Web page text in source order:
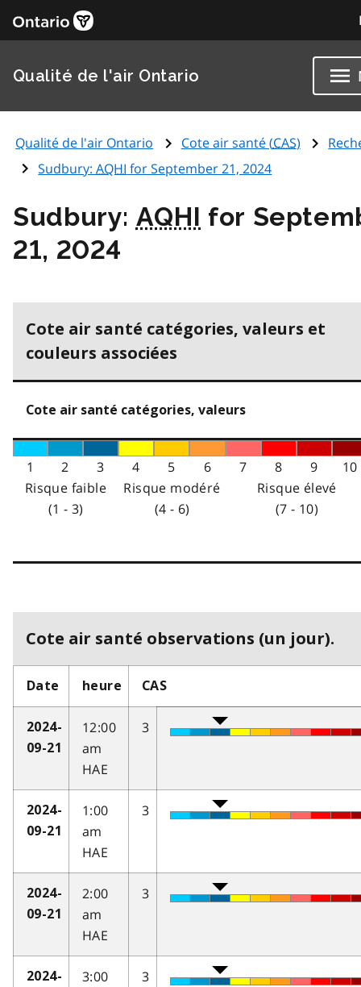
Qualité de l'air Ontario
Qualité de l'air Ontario Cote air santé (CAS)
Sudbury:AQHI for September 21, 2024
Sudbury: AQHI for
21, 2024
Cote air santé catégories, valeurs et
couleurs associées
Cote air santé catégories, valeurs
1 2 3 4 5 6 7 8 9
10
Risque faible
(1 - 3)
Risque modéré
(4 - 6)
Risque élevé
(7 - 10)
Cote air santé observations (un jour).
Date heure CAS
2024-
09-21
12:00
am
HAE
3
2024-
09-21
1:00
am
HAE
3
2024-
09-21
2:00
am
HAE
3
2024-
3:00
3